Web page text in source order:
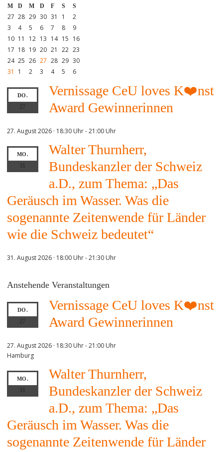
M D M D F S S
27 28 29 30 31 1
2
3
4 5 6 7 8
9
10 11 12 13 14 15 16
17 18 19 20 21 22 23
24 25 26 27 28 29 30
31
1 2 3 4 5 6
DO.
27
Vernissage CeU loves K❤️nst
Award Gewinnerinnen
27. August 2026 · 18:30 Uhr-21:00 Uhr
MO.
Walter Thurnherr,
Bundeskanzler der Schweiz
a.D., zum Thema: „Das
Geräusch im Wasser. Was die
sogenannte Zeitenwende für Länder
wie die Schweiz bedeutet“
31. August 2026 · 18:00 Uhr-21:30 Uhr
Anstehende Veranstaltungen
DO.
27
Vernissage CeU loves K❤️nst
Award Gewinnerinnen
27. August 2026 · 18:30 Uhr-21:00 Uhr
Hamburg
MO.
Walter Thurnherr,
Bundeskanzler der Schweiz
a.D., zum Thema: „Das
Geräusch im Wasser. Was die
sogenannte Zeitenwende für Länder